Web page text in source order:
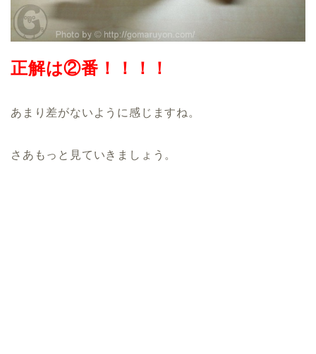
正解は②番！！！！
あまり差がないように感じますね。
さあもっと見ていきましょう。